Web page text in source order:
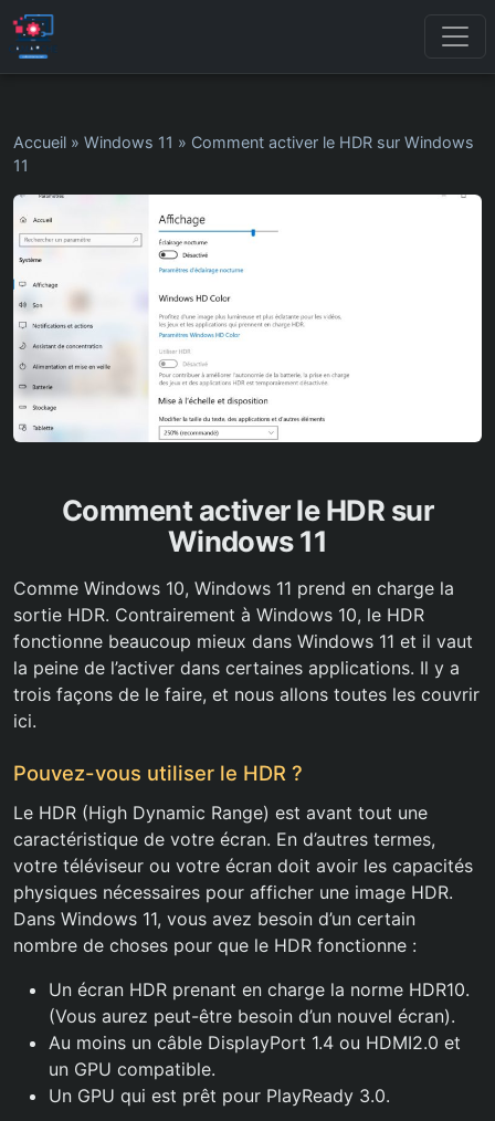
Accueil » Windows 11 » Comment activer le HDR sur Windows
11
Comment activer le HDR sur
Windows 11
Comme Windows 10, Windows 11 prend en charge la
sortie HDR. Contrairement à Windows 10, le HDR
fonctionne beaucoup mieux dans Windows 11 et il vaut
la peine de l’activer dans certaines applications. Il y a
trois façons de le faire, et nous allons toutes les couvrir
ici.
Pouvez-vous utiliser le HDR ?
Le HDR (High Dynamic Range) est avant tout une
caractéristique de votre écran. En d’autres termes,
votre téléviseur ou votre écran doit avoir les capacités
physiques nécessaires pour afficher une image HDR.
Dans Windows 11, vous avez besoin d’un certain
nombre de choses pour que le HDR fonctionne :
Un écran HDR prenant en charge la norme HDR10.
(Vous aurez peut-être besoin d’un nouvel écran).
Au moins un câble DisplayPort 1.4 ou HDMI2.0 et
un GPU compatible.
Un GPU qui est prêt pour PlayReady 3.0.